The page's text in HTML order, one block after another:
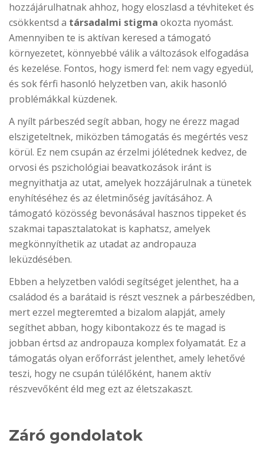
hozzájárulhatnak ahhoz, hogy eloszlasd a tévhiteket és
csökkentsd a társadalmi stigma okozta nyomást.
Amennyiben te is aktívan keresed a támogató
környezetet, könnyebbé válik a változások elfogadása
és kezelése. Fontos, hogy ismerd fel: nem vagy egyedül,
és sok férfi hasonló helyzetben van, akik hasonló
problémákkal küzdenek.
A nyílt párbeszéd segít abban, hogy ne érezz magad
elszigeteltnek, miközben támogatás és megértés vesz
körül. Ez nem csupán az érzelmi jólétednek kedvez, de
orvosi és pszichológiai beavatkozások iránt is
megnyithatja az utat, amelyek hozzájárulnak a tünetek
enyhítéséhez és az életminőség javításához. A
támogató közösség bevonásával hasznos tippeket és
szakmai tapasztalatokat is kaphatsz, amelyek
megkönnyíthetik az utadat az andropauza
leküzdésében.
Ebben a helyzetben valódi segítséget jelenthet, ha a
családod és a barátaid is részt vesznek a párbeszédben,
mert ezzel megteremted a bizalom alapját, amely
segíthet abban, hogy kibontakozz és te magad is
jobban értsd az andropauza komplex folyamatát. Ez a
támogatás olyan erőforrást jelenthet, amely lehetővé
teszi, hogy ne csupán túlélőként, hanem aktív
részvevőként éld meg ezt az életszakaszt.
Záró gondolatok